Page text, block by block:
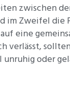
zwischen
im Zweifel die
eine
verlässt,
oder